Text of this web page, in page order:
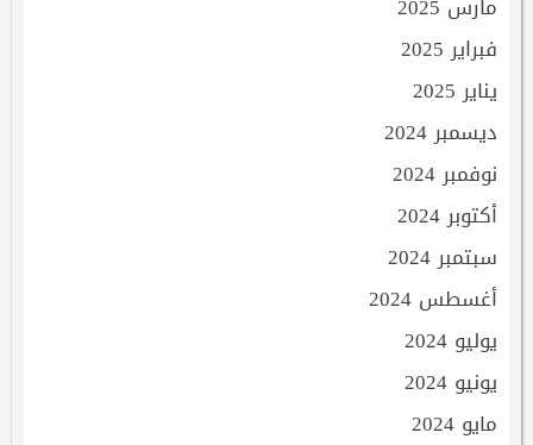
فبراير 2025
يناير 2025
ديسمبر 2024
نوفمبر 2024
أكتوبر 2024
سبتمبر 2024
أغسطس 2024
يوليو 2024
يونيو 2024
مايو 2024